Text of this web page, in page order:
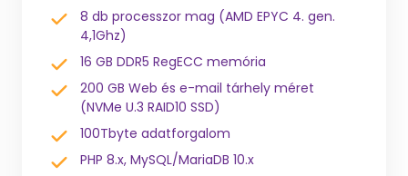
8 db processzor mag (AMD EPYC 4. gen.
4,1Ghz)
16 GB DDR5 RegECC memória
200 GB Web és e-mail tárhely méret
(NVMe U.3 RAID10 SSD)
100Tbyte adatforgalom
PHP 8.x, MySQL/MariaDB 10.x